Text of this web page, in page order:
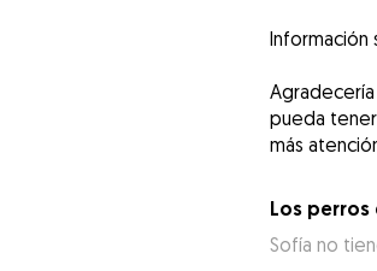
Información
pueda
Los perros
Sofía no